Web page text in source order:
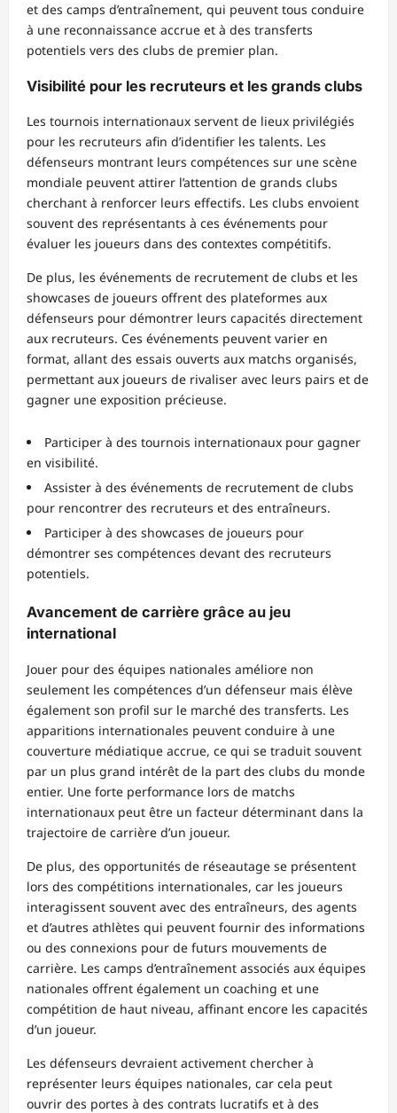
et des camps d’entraînement, qui peuvent tous conduire
à une reconnaissance accrue et à des transferts
potentiels vers des clubs de premier plan.
Visibilité pour les recruteurs et les grands clubs
Les tournois internationaux servent de lieux privilégiés
pour les recruteurs afin d’identifier les talents. Les
défenseurs montrant leurs compétences sur une scène
mondiale peuvent attirer l’attention de grands clubs
cherchant à renforcer leurs effectifs. Les clubs envoient
souvent des représentants à ces événements pour
évaluer les joueurs dans des contextes compétitifs.
De plus, les événements de recrutement de clubs et les
showcases de joueurs offrent des plateformes aux
défenseurs pour démontrer leurs capacités directement
aux recruteurs. Ces événements peuvent varier en
format, allant des essais ouverts aux matchs organisés,
permettant aux joueurs de rivaliser avec leurs pairs et de
gagner une exposition précieuse.
Participer à des tournois internationaux pour gagner
en visibilité.
Assister à des événements de recrutement de clubs
pour rencontrer des recruteurs et des entraîneurs.
Participer à des showcases de joueurs pour
démontrer ses compétences devant des recruteurs
potentiels.
Avancement de carrière grâce au jeu
international
Jouer pour des équipes nationales améliore non
seulement les compétences d’un défenseur mais élève
également son profil sur le marché des transferts. Les
apparitions internationales peuvent conduire à une
couverture médiatique accrue, ce qui se traduit souvent
par un plus grand intérêt de la part des clubs du monde
entier. Une forte performance lors de matchs
internationaux peut être un facteur déterminant dans la
trajectoire de carrière d’un joueur.
De plus, des opportunités de réseautage se présentent
lors des compétitions internationales, car les joueurs
interagissent souvent avec des entraîneurs, des agents
et d’autres athlètes qui peuvent fournir des informations
ou des connexions pour de futurs mouvements de
carrière. Les camps d’entraînement associés aux équipes
nationales offrent également un coaching et une
compétition de haut niveau, affinant encore les capacités
d’un joueur.
Les défenseurs devraient activement chercher à
représenter leurs équipes nationales, car cela peut
ouvrir des portes à des contrats lucratifs et à des